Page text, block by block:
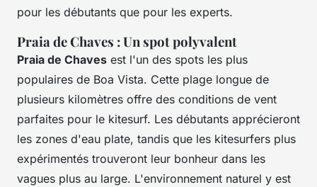
pour les débutants que pour les experts.
Praia de Chaves : Un spot polyvalent
Praia de Chaves est l'un des spots les plus
populaires de Boa Vista. Cette plage longue de
plusieurs kilomètres offre des conditions de vent
parfaites pour le kitesurf. Les débutants apprécieront
les zones d'eau plate, tandis que les kitesurfers plus
expérimentés trouveront leur bonheur dans les
vagues plus au large. L'environnement naturel y est